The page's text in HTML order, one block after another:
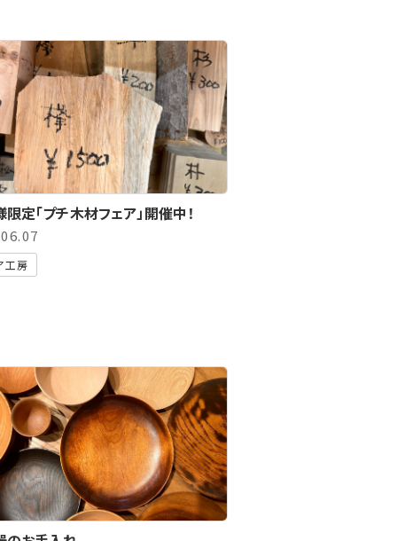
定「プチ木材フェア」開催中！
工房